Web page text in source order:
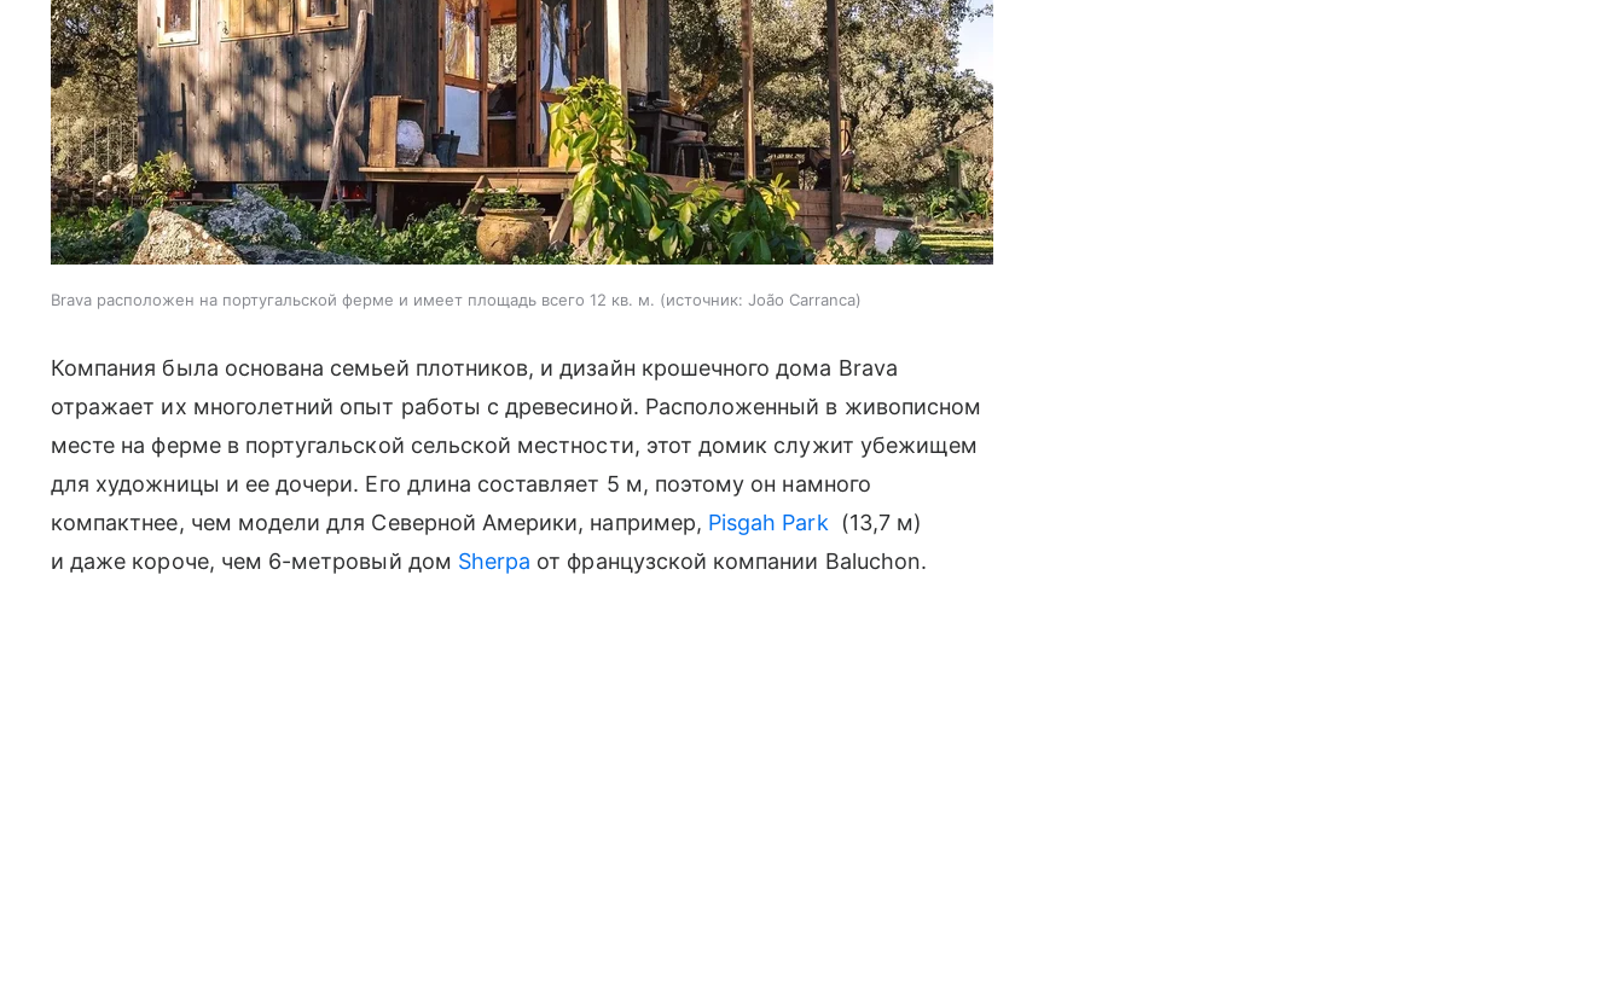
Brava расположен на португальской ферме и имеет площадь всего 12 кв. м. источник: João Carranca
Компания была основана семьей плотников, и дизайн крошечного дома Brava
отражает их многолетний опыт работы с древесиной. Расположенный в живописном
месте на ферме в португальской сельской местности, этот домик служит убежищем
для художницы и ее дочери. Его длина составляет 5 м, поэтому он намного
компактнее, чем модели для Северной Америки, например, Pisgah Park
(13,7 м)
и даже короче, чем 6-метровый дом Sherpa от французской компании Baluchon.